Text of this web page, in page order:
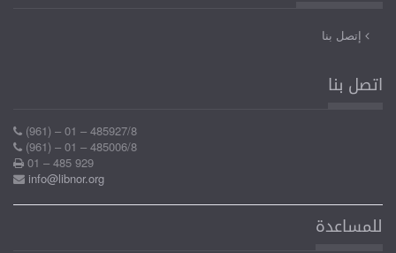
إتصل بنا
اتصل بنا
(961) – 01 – 485927/8
(961) – 01 – 485006/8
01 – 485 929
info@libnor.org
للمساعدة